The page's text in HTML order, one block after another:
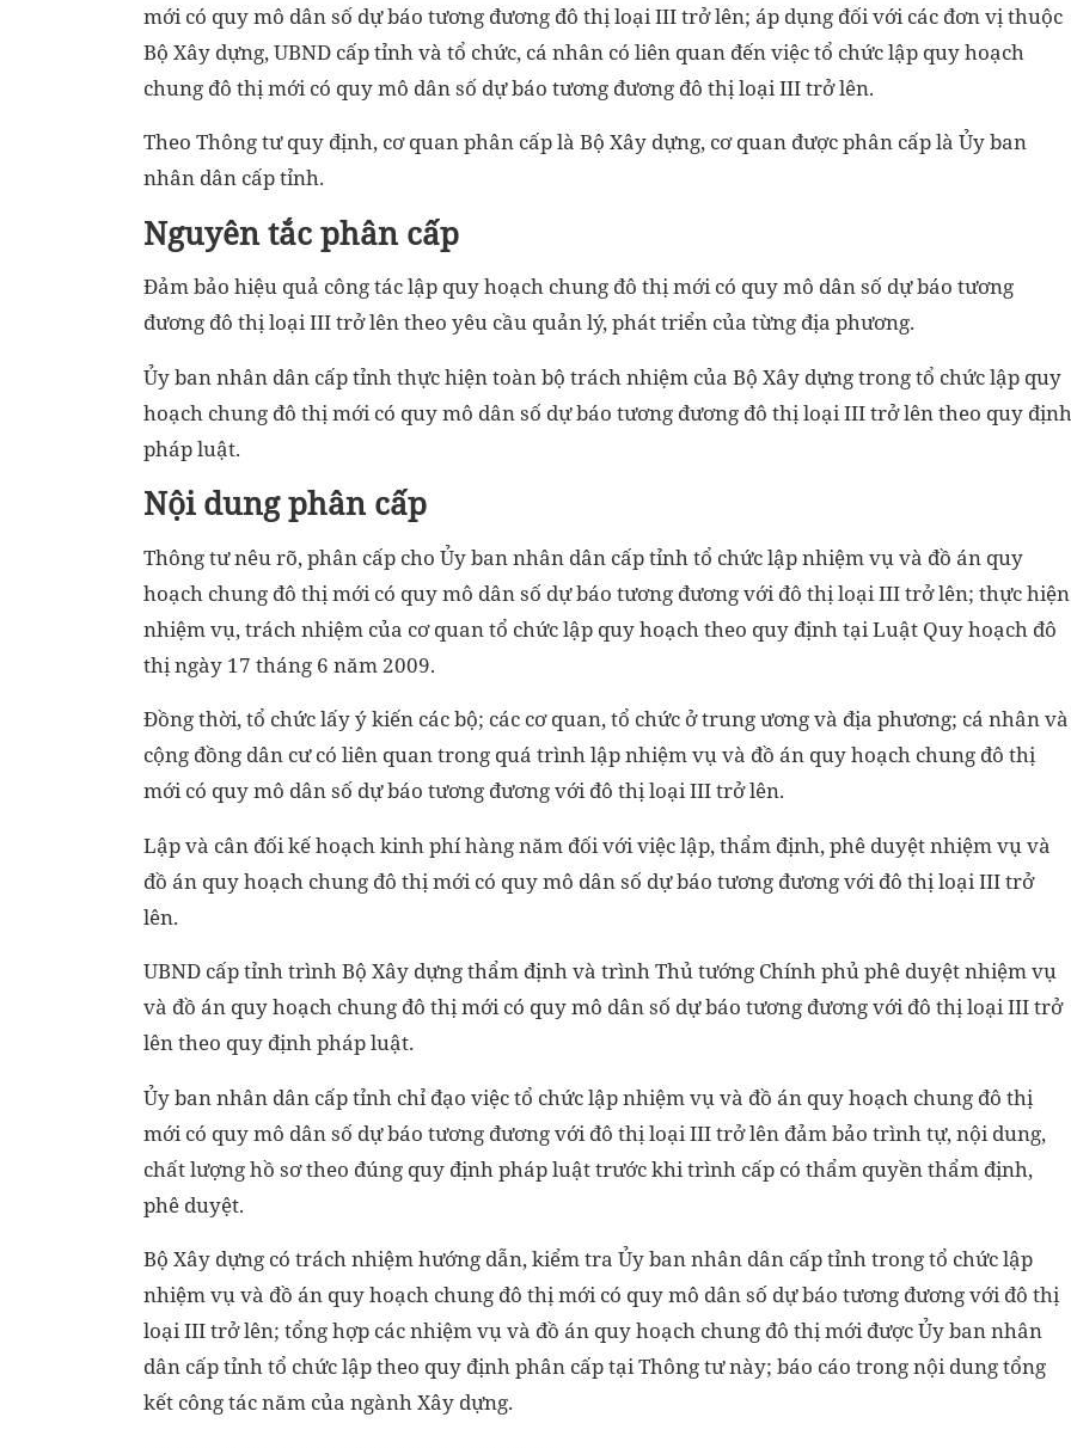
mới có quy mô dân số dự báo tương đương đô thị loại III trở lên; áp dụng đối với các đơn vị thuộc
Bộ Xây dựng, UBND cấp tỉnh và tổ chức, cá nhân có liên quan đến việc tổ chức lập quy hoạch
chung đô thị mới có quy mô dân số dự báo tương đương đô thị loại III trở lên.
Theo Thông tư quy định, cơ quan phân cấp là Bộ Xây dựng, cơ quan được phân cấp là Ủy ban
nhân dân cấp tỉnh.
Nguyên tắc phân cấp
Đảm bảo hiệu quả công tác lập quy hoạch chung đô thị mới có quy mô dân số dự báo tương
đương đô thị loại III trở lên theo yêu cầu quản lý, phát triển của từng địa phương.
Ủy ban nhân dân cấp tỉnh thực hiện toàn bộ trách nhiệm của Bộ Xây dựng trong tổ chức lập quy
hoạch chung đô thị mới có quy mô dân số dự báo tương đương đô thị loại III trở lên theo quy định
pháp luật.
Nội dung phân cấp
Thông tư nêu rõ, phân cấp cho Ủy ban nhân dân cấp tỉnh tổ chức lập nhiệm vụ và đồ án quy
hoạch chung đô thị mới có quy mô dân số dự báo tương đương với đô thị loại III trở lên; thực hiện
nhiệm vụ, trách nhiệm của cơ quan tổ chức lập quy hoạch theo quy định tại Luật Quy hoạch đô
thị ngày 17 tháng 6 năm 2009.
Đồng thời, tổ chức lấy ý kiến các bộ; các cơ quan, tổ chức ở trung ương và địa phương; cá nhân và
cộng đồng dân cư có liên quan trong quá trình lập nhiệm vụ và đồ án quy hoạch chung đô thị
mới có quy mô dân số dự báo tương đương với đô thị loại III trở lên.
Lập và cân đối kế hoạch kinh phí hàng năm đối với việc lập, thẩm định, phê duyệt nhiệm vụ và
đồ án quy hoạch chung đô thị mới có quy mô dân số dự báo tương đương với đô thị loại III trở
lên.
UBND cấp tỉnh trình Bộ Xây dựng thẩm định và trình Thủ tướng Chính phủ phê duyệt nhiệm vụ
và đồ án quy hoạch chung đô thị mới có quy mô dân số dự báo tương đương với đô thị loại III trở
lên theo quy định pháp luật.
Ủy ban nhân dân cấp tỉnh chỉ đạo việc tổ chức lập nhiệm vụ và đồ án quy hoạch chung đô thị
mới có quy mô dân số dự báo tương đương với đô thị loại III trở lên đảm bảo trình tự, nội dung,
chất lượng hồ sơ theo đúng quy định pháp luật trước khi trình cấp có thẩm quyền thẩm định,
phê duyệt.
Bộ Xây dựng có trách nhiệm hướng dẫn, kiểm tra Ủy ban nhân dân cấp tỉnh trong tổ chức lập
nhiệm vụ và đồ án quy hoạch chung đô thị mới có quy mô dân số dự báo tương đương với đô thị
loại III trở lên; tổng hợp các nhiệm vụ và đồ án quy hoạch chung đô thị mới được Ủy ban nhân
dân cấp tỉnh tổ chức lập theo quy định phân cấp tại Thông tư này; báo cáo trong nội dung tổng
kết công tác năm của ngành Xây dựng.